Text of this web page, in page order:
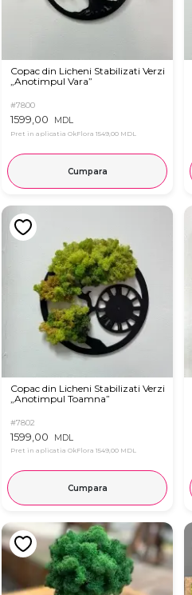
Copac din Licheni Stabilizati Verzi
„Anotimpul Vara”
#7800
1599,00 MDL
Pret in aplicatia OkFlora 1549,00 MDL
Cumpara
Copac din Licheni Stabilizati Verzi
„Anotimpul Toamna”
#7802
1599,00 MDL
Pret in aplicatia OkFlora 1549,00 MDL
Cumpara